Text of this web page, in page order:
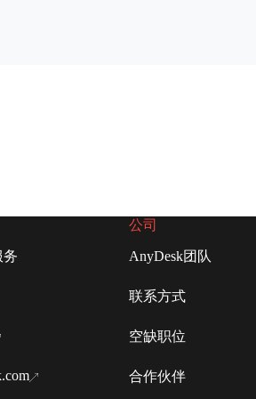
务
公司
AnyDesk团队
联系方式
空缺职位
合作伙伴